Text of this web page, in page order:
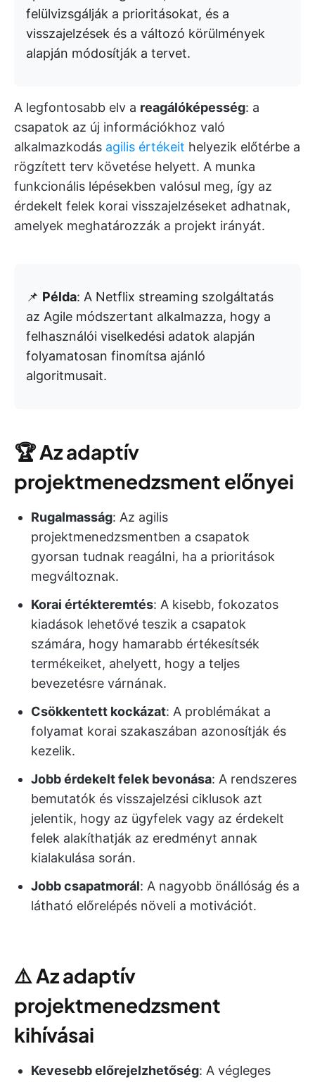
felülvizsgálják a prioritásokat, és a
visszajelzések és a változó körülmények
alapján módosítják a tervet.
A legfontosabb elv a reagálóképesség: a
csapatok az új információkhoz való
alkalmazkodás agilis értékeit helyezik előtérbe a
rögzített terv követése helyett. A munka
funkcionális lépésekben valósul meg, így az
érdekelt felek korai visszajelzéseket adhatnak,
amelyek meghatározzák a projekt irányát.
📌 Példa: A Netflix streaming szolgáltatás
az Agile módszertant alkalmazza, hogy a
felhasználói viselkedési adatok alapján
folyamatosan finomítsa ajánló
algoritmusait.
🏆Az adaptív
projektmenedzsment előnyei
Rugalmasság: Az agilis
projektmenedzsmentben a csapatok
gyorsan tudnak reagálni, ha a prioritások
megváltoznak.
Korai értékteremtés: A kisebb, fokozatos
kiadások lehetővé teszik a csapatok
számára, hogy hamarabb értékesítsék
termékeiket, ahelyett, hogy a teljes
bevezetésre várnának.
Csökkentett kockázat: A problémákat a
folyamat korai szakaszában azonosítják és
kezelik.
Jobb érdekelt felek bevonása: A rendszeres
bemutatók és visszajelzési ciklusok azt
jelentik, hogy az ügyfelek vagy az érdekelt
felek alakíthatják az eredményt annak
kialakulása során.
Jobb csapatmorál: A nagyobb önállóság és a
látható előrelépés növeli a motivációt.
⚠️Az adaptív
projektmenedzsment
kihívásai
Kevesebb előrejelzhetőség: A végleges